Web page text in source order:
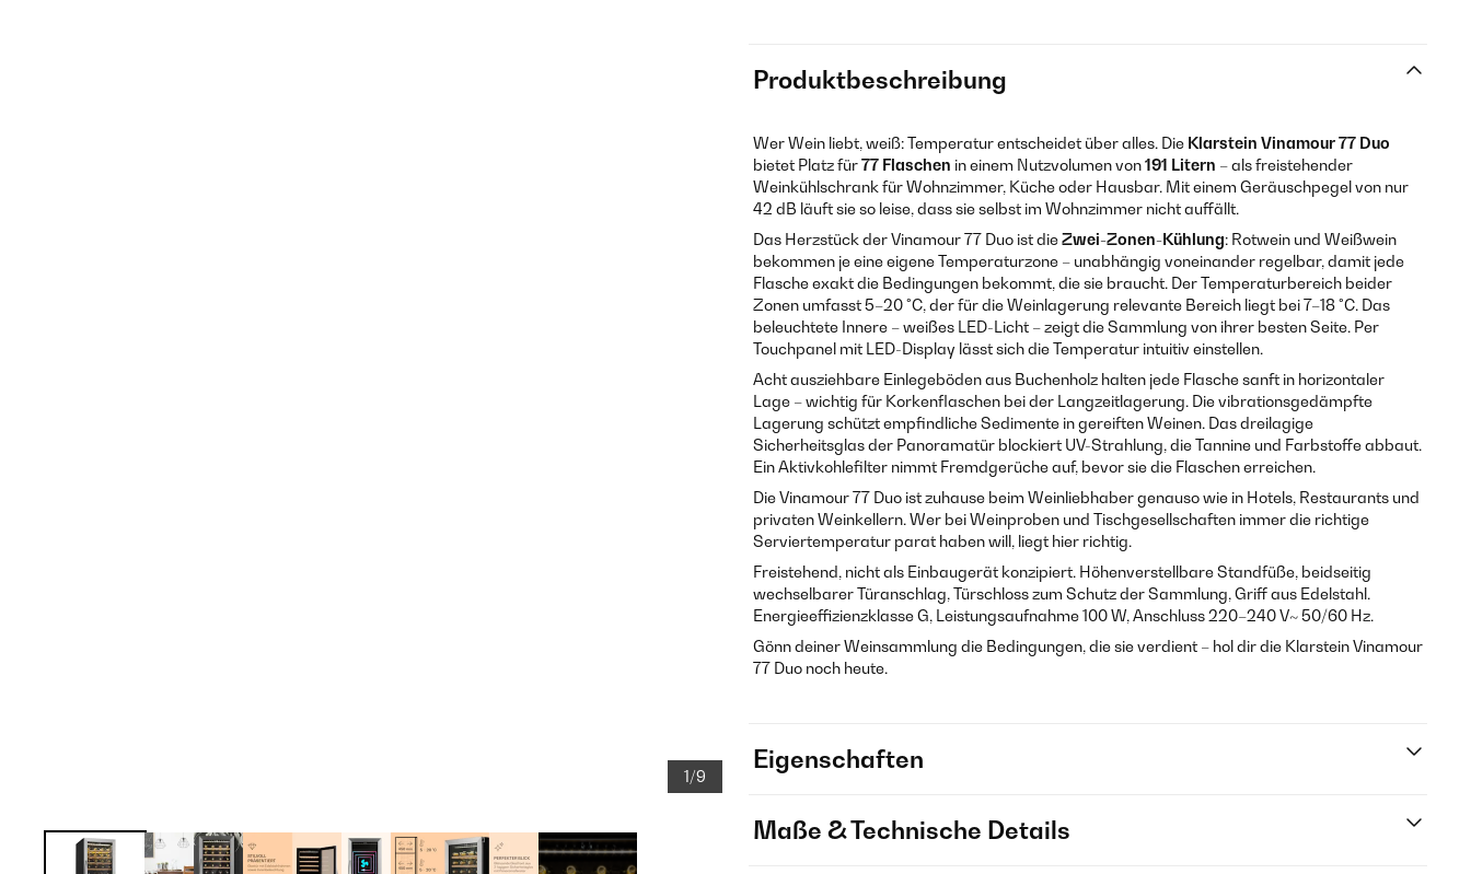
1/9
Produktbeschreibung
Wer Wein liebt, weiß: Temperatur entscheidet über alles. Die Klarstein Vinamour 77 Duo
bietet Platz für77 Flaschen in einem Nutzvolumen von191 Litern – als freistehender
Weinkühlschrank für Wohnzimmer, Küche oder Hausbar. Mit einem Geräuschpegel von nur
42 dB läuft sie so leise, dass sie selbst im Wohnzimmer nicht auffällt.
Das Herzstück der Vinamour 77 Duo ist dieZwei-Zonen-Kühlung: Rotwein und Weißwein
bekommen je eine eigene Temperaturzone – unabhängig voneinander regelbar, damit jede
Flasche exakt die Bedingungen bekommt, die sie braucht. Der Temperaturbereich beider
Zonen umfasst 5–20 °C, der für die Weinlagerung relevante Bereich liegt bei 7–18 °C. Das
beleuchtete Innere – weißes LED-Licht – zeigt die Sammlung von ihrer besten Seite. Per
Touchpanel mit LED-Display lässt sich die Temperatur intuitiv einstellen.
Acht ausziehbare Einlegeböden aus Buchenholz halten jede Flasche sanft in horizontaler
Lage – wichtig für Korkenflaschen bei der Langzeitlagerung. Die vibrationsgedämpfte
Lagerung schützt empfindliche Sedimente in gereiften Weinen. Das dreilagige
Sicherheitsglas der Panoramatür blockiert UV-Strahlung, die Tannine und Farbstoffe abbaut.
Ein Aktivkohlefilter nimmt Fremdgerüche auf, bevor sie die Flaschen erreichen.
Die Vinamour 77 Duo ist zuhause beim Weinliebhaber genauso wie in Hotels, Restaurants und
privaten Weinkellern. Wer bei Weinproben und Tischgesellschaften immer die richtige
Serviertemperatur parat haben will, liegt hier richtig.
Freistehend, nicht als Einbaugerät konzipiert. Höhenverstellbare Standfüße, beidseitig
wechselbarer Türanschlag, Türschloss zum Schutz der Sammlung, Griff aus Edelstahl.
Energieeffizienzklasse G, Leistungsaufnahme 100 W, Anschluss 220–240 V~ 50/60 Hz.
Gönn deiner Weinsammlung die Bedingungen, die sie verdient – hol dir die Klarstein Vinamour
77 Duo noch heute.
Eigenschaften
Maße & Technische Details